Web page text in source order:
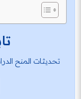
تحديثات المنح